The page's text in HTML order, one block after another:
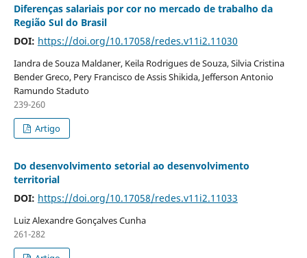
Diferenças salariais por cor no mercado de trabalho da
Região Sul do Brasil
DOI: https://doi.org/10.17058/redes.v11i2.11030
Iandra de Souza Maldaner, Keila Rodrigues de Souza, Silvia Cristina
Bender Greco, Pery Francisco de Assis Shikida, Jefferson Antonio
Ramundo Staduto
239-260
Artigo
Do desenvolvimento setorial ao desenvolvimento
territorial
DOI: https://doi.org/10.17058/redes.v11i2.11033
Luiz Alexandre Gonçalves Cunha
261-282